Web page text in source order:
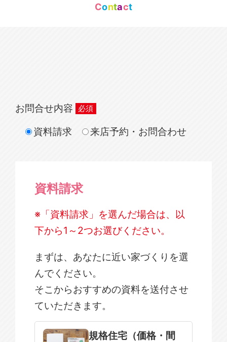
Contact
お問合せ内容
資料請求
来店予約・お問合わせ
資料請求
※「資料請求」を選んだ場合は、以
下から1～2つお選びください。
まずは、あなたに近い家づくりを選
んでください。
そこからおすすめの資料を送付させ
ていただきます。
規格住宅
注文住宅
規格住宅（価格・間